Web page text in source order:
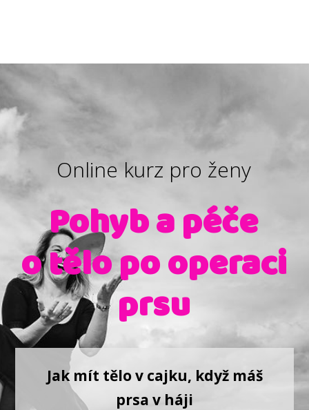
Online kurz pro ženy
Pohyb a péče
o tělo po operaci
prsu
Jak mít tělo v cajku, když máš
prsa v háji